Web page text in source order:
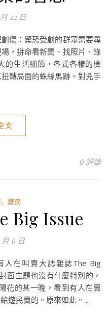
22 日
，拼命看新聞、找照片、錄
的生活細節，各式各樣的檢
轉局面的蛛絲馬跡。對兇手
文
0 評論
, 遊民
Big Issue
月 6 日
面主題也沒有什麼特別的，
花的某一晚，看到有人在賣
遊民賣的。原來如此。...